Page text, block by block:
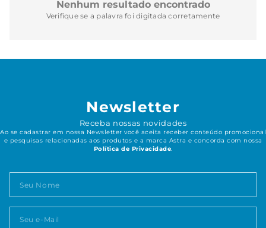
Nenhum resultado encontrado
Verifique se a palavra foi digitada corretamente
Newsletter
Receba nossas novidades
Ao se cadastrar em nossa Newsletter você aceita receber conteúdo promocional
e pesquisas relacionadas aos produtos e a marca Astra e concorda com nossa
Política de Privacidade.